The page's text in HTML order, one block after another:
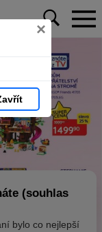
×
(souhlas
bylo co nejlepší